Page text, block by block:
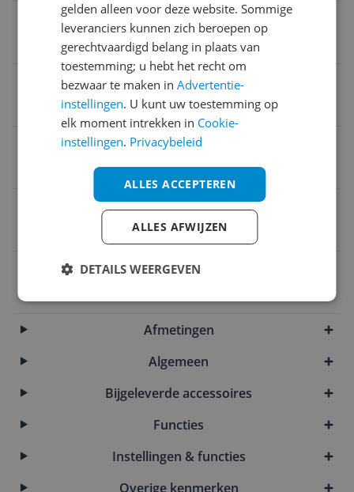
Product hoogte
34,4 cm
Product breedte
Snoerlengte
Maximale temperatuur
5060569671979
Afmetingen
Algemeen
Bijgeleverde accessoires
Functies
Instellingen & functies
Overige kenmerken
gelden alleen voor deze website. Sommige
leveranciers kunnen zich beroepen op
gerechtvaardigd belang in plaats van
toestemming; u hebt het recht om
bezwaar te maken inAdvertentie-
instellingen. U kunt uw toestemming op
elk moment intrekken in Cookie-
instellingen. Privacybeleid
ALLES ACCEPTEREN
ALLES AFWIJZEN
DETAILS WEERGEVEN